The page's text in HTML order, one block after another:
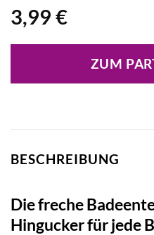
3,99 €
ZUM
BESCHREIBUNG
Die freche
Hingucker für jede